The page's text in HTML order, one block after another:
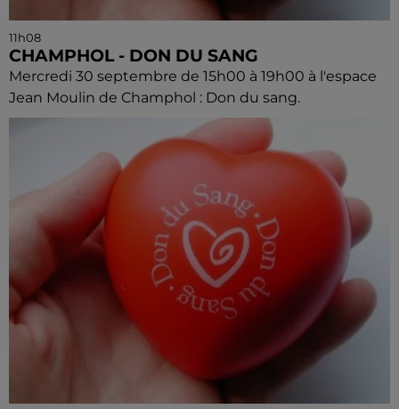
11h08
CHAMPHOL - DON DU SANG
Mercredi 30 septembre de 15h00 à 19h00 à l'espace
Jean Moulin de Champhol : Don du sang.